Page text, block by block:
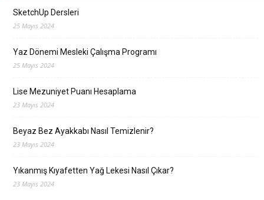
SketchUp Dersleri
25 Mayıs 2024
Yaz Dönemi Mesleki Çalışma Programı
25 Mayıs 2024
Lise Mezuniyet Puanı Hesaplama
23 Mayıs 2024
Beyaz Bez Ayakkabı Nasıl Temizlenir?
23 Mayıs 2024
Yıkanmış Kıyafetten Yağ Lekesi Nasıl Çıkar?
23 Mayıs 2024